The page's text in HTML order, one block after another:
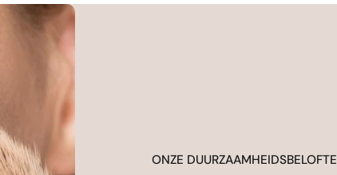
ONZE DUURZAAMHEIDSBELOFTE